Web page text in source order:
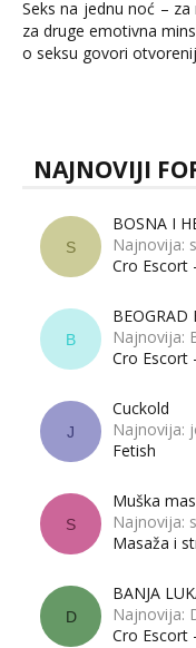
Seks na jednu noć –
za druge emotivna
o seksu govori
dalje izaziva burne
NAJNOVIJI
S
BOSNA I
Najnovija:
Cro Escort
B
BEOGRAD
Najnovija:
Cro Escort
J
Cuckold
Najnovija:
Fetish
S
Muška
Najnovija:
Masaža i
D
BANJA
Najnovija:
Cro Escort